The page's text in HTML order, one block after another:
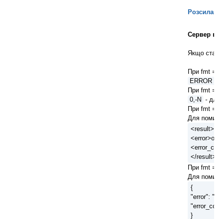
Сервер
Якщо
При fmt =
ERROR
При fmt =
0,-N -
При fmt =
Для
<result>
</result>
При fmt =
Для
{
"error":
}